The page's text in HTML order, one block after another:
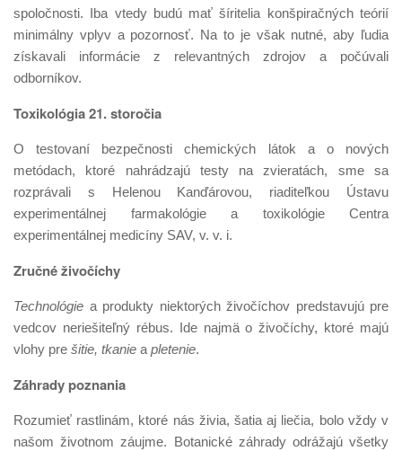
spoločnosti. Iba vtedy budú mať šíritelia konšpiračných teórií
minimálny vplyv a pozornosť. Na to je však nutné, aby ľudia
získavali informácie z relevantných zdrojov a počúvali
odborníkov.
Toxikológia 21. storočia
O testovaní bezpečnosti chemických látok a o nových
metódach, ktoré nahrádzajú testy na zvieratách, sme sa
rozprávali s Helenou Kanďárovou, riaditeľkou Ústavu
experimentálnej farmakológie a toxikológie Centra
experimentálnej medicíny SAV, v. v. i.
Zručné živočíchy
Technológie a produkty niektorých živočíchov predstavujú pre
vedcov neriešiteľný rébus. Ide najmä o živočíchy, ktoré majú
vlohy pre šitie, tkanie a pletenie.
Záhrady poznania
Rozumieť rastlinám, ktoré nás živia, šatia aj liečia, bolo vždy v
našom životnom záujme. Botanické záhrady odrážajú všetky